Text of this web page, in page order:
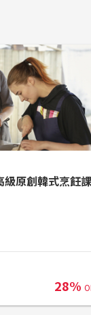
原創韓式烹飪課
28%